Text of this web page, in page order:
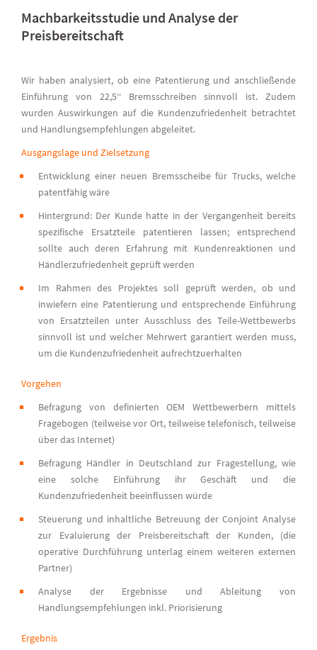
Machbarkeitsstudie und Analyse der
Preisbereitschaft
Wir haben analysiert, ob eine Patentierung und anschließende
Einführung von 22,5‘‘ Bremsschreiben sinnvoll ist. Zudem
wurden Auswirkungen auf die Kundenzufriedenheit betrachtet
und Handlungsempfehlungen abgeleitet.
Ausgangslage und Zielsetzung
Entwicklung einer neuen Bremsscheibe für Trucks, welche
patentfähig wäre
Hintergrund: Der Kunde hatte in der Vergangenheit bereits
spezifische Ersatzteile patentieren lassen; entsprechend
sollte auch deren Erfahrung mit Kundenreaktionen und
Händlerzufriedenheit geprüft werden
Im Rahmen des Projektes soll geprüft werden, ob und
inwiefern eine Patentierung und entsprechende Einführung
von Ersatzteilen unter Ausschluss des Teile-Wettbewerbs
sinnvoll ist und welcher Mehrwert garantiert werden muss,
um die Kundenzufriedenheit aufrechtzuerhalten
Vorgehen
Befragung von definierten OEM Wettbewerbern mittels
Fragebogen (teilweise vor Ort, teilweise telefonisch, teilweise
über das Internet)
Befragung Händler in Deutschland zur Fragestellung, wie
eine solche Einführung ihr Geschäft und die
Kundenzufriedenheit beeinflussen würde
Steuerung und inhaltliche Betreuung der Conjoint Analyse
zur Evaluierung der Preisbereitschaft der Kunden, (die
operative Durchführung unterlag einem weiteren externen
Partner)
Analyse der Ergebnisse und Ableitung von
Handlungsempfehlungen inkl. Priorisierung
Ergebnis